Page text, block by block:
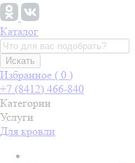
Каталог
Искать
Избранное ( 0 )
+7 (8412) 466-840
Категории
Услуги
Для кровли